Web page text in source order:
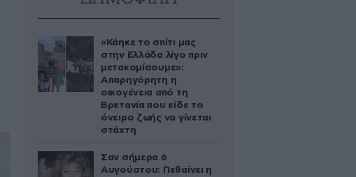
«Κάηκε το σπίτι μας
στην Ελλάδα λίγο πριν
μετακομίσουμε»:
Απαρηγόρητη η
οικογένεια από τη
Βρετανία που είδε το
όνειρο ζωής να γίνεται
στάχτη
Σαν σήμερα 6
Αυγούστου: Πεθαίνει η